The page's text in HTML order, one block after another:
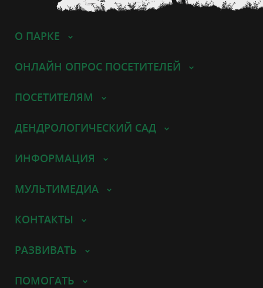
О ПАРКЕ
ОНЛАЙН ОПРОС ПОСЕТИТЕЛЕЙ
ПОСЕТИТЕЛЯМ
ДЕНДРОЛОГИЧЕСКИЙ САД
ИНФОРМАЦИЯ
МУЛЬТИМЕДИА
КОНТАКТЫ
РАЗВИВАТЬ
ПОМОГАТЬ